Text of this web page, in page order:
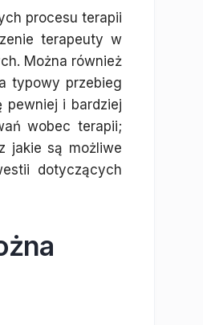
procesu terapii
terapeuty w
Można również
typowy przebieg
pewniej i bardziej
wobec terapii;
jakie są możliwe
dotyczących